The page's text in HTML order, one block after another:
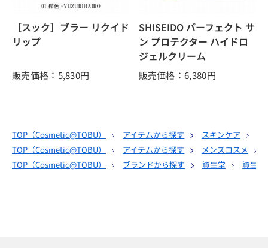
［スック］ブラー リクイド
リップ
販売価格：5,830円
SHISEIDO パーフェクト サ
ン プロテクター ハイドロ
ジェルクリーム
販売価格：6,380円
TOP（Cosmetic@TOBU） アイテムから探す スキンケア
TOP（Cosmetic@TOBU） アイテムから探す メンズコスメ
TOP（Cosmetic@TOBU） ブランドから探す 資生堂 資生堂